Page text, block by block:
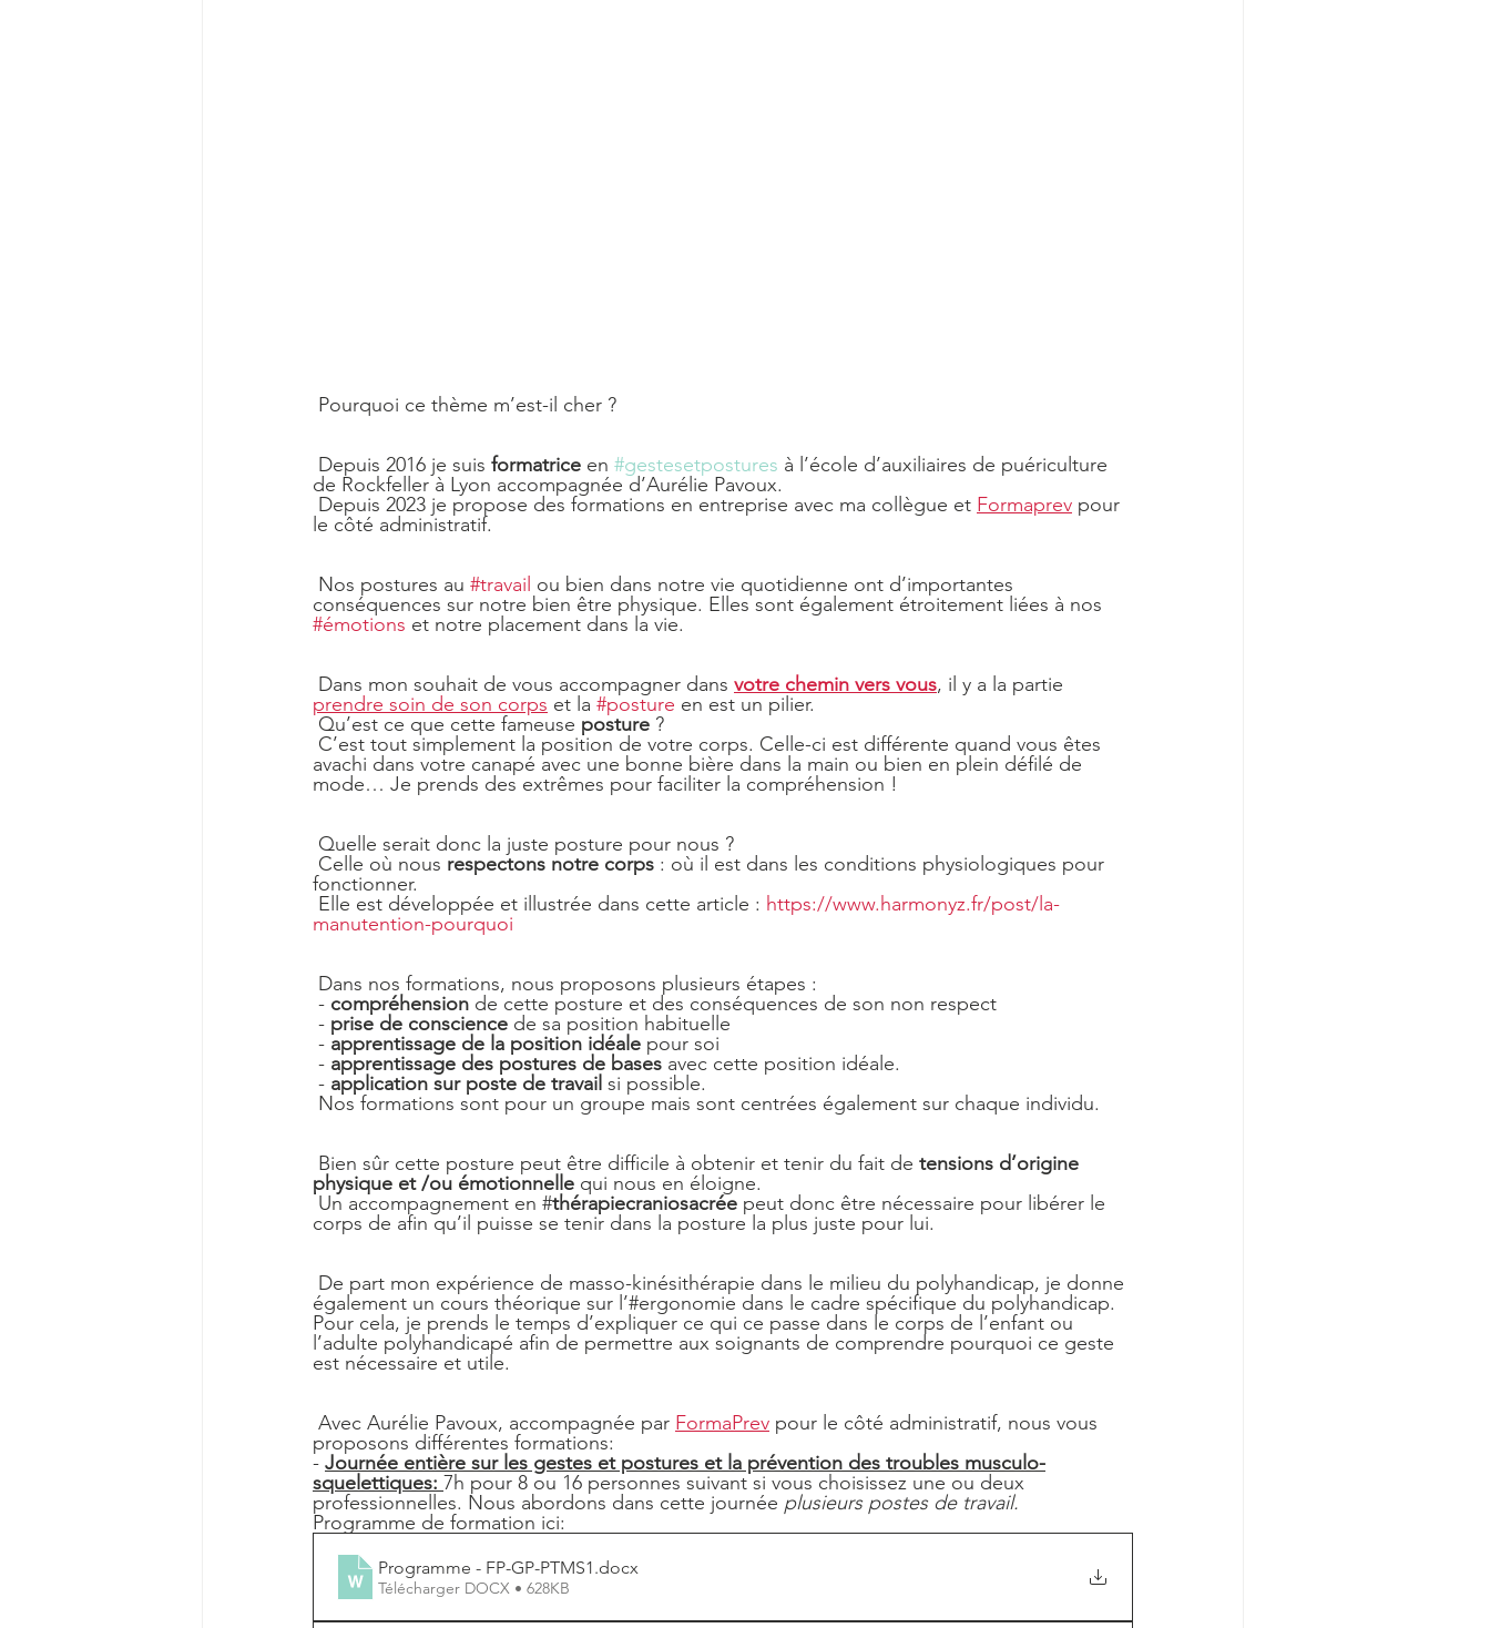
Pourquoi ce thème m’est-il cher ?
Depuis 2016 je suis formatrice en #gestesetpostures à l’école d’auxiliaires de puériculture
de Rockfeller à Lyon accompagnée d’Aurélie Pavoux.
Depuis 2023 je propose des formations en entreprise avec ma collègue et Formaprev pour
le côté administratif.
Nos postures au #travail ou bien dans notre vie quotidienne ont d’importantes
conséquences sur notre bien être physique. Elles sont également étroitement liées à nos
#émotions et notre placement dans la vie.
Dans mon souhait de vous accompagner dans votre chemin vers vous, il y a la partie
prendre soin de son corps et la #posture en est un pilier.
Qu’est ce que cette fameuse posture ?
avachi dans votre canapé avec une bonne bière dans la main ou bien en plein défilé de
mode… Je prends des extrêmes pour faciliter la compréhension !
Quelle serait donc la juste posture pour nous ?
Celle où nous respectons notre corps : où il est dans les conditions physiologiques pour
fonctionner.
Elle est développée et illustrée dans cette article : https://www.harmonyz.fr/post/la-
manutention-pourquoi
Dans nos formations, nous proposons plusieurs étapes :
- compréhension de cette posture et des conséquences de son non respect
- prise de conscience de sa position habituelle
- apprentissage de la position idéale pour soi
- apprentissage des postures de bases avec cette position idéale.
- application sur poste de travail si possible.
Nos formations sont pour un groupe mais sont centrées également sur chaque individu.
Bien sûr cette posture peut être difficile à obtenir et tenir du fait de tensions d’origine
physique et /ou émotionnelle qui nous en éloigne.
Un accompagnement en #thérapiecraniosacrée peut donc être nécessaire pour libérer le
corps de afin qu’il puisse se tenir dans la posture la plus juste pour lui.
également un cours théorique sur l’#ergonomie dans le cadre spécifique du polyhandicap.
Pour cela, je prends le temps d’expliquer ce qui ce passe dans le corps de l’enfant ou
l’adulte polyhandicapé afin de permettre aux soignants de comprendre pourquoi ce geste
est nécessaire et utile.
Avec Aurélie Pavoux, accompagnée par FormaPrev pour le côté administratif, nous vous
proposons différentes formations:
- Journée entière sur les gestes et postures et la prévention des troubles musculo-
squelettiques: 7h pour 8 ou 16 personnes suivant si vous choisissez une ou deux
professionnelles. Nous abordons dans cette journée plusieurs postes de travail.
Programme de formation ici:
Programme - FP-GP-PTMS1.docx
Télécharger DOCX • 628KB